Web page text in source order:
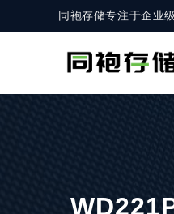
同袍存储专注于企业